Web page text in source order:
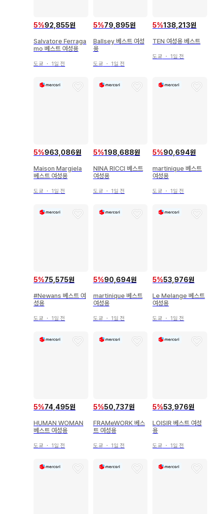
5%92,855원
Salvatore Ferraga
mo 베스트 여성용
도쿄 ・ 1일 전
5%79,895원
Ballsey 베스트 여성
용
도쿄 ・ 1일 전
5%138,213원
TEN 여성용 베스트
도쿄 ・ 1일 전
5%963,086원
Maison Margiela
베스트 여성용
도쿄 ・ 1일 전
5%198,688원
NINA RICCI 베스트
여성용
도쿄 ・ 1일 전
5%90,694원
martinique 베스트
여성용
도쿄 ・ 1일 전
5%75,575원
#Newans 베스트 여
성용
도쿄 ・ 1일 전
5%90,694원
martinique 베스트
여성용
도쿄 ・ 1일 전
5%53,976원
Le Melange 베스트
여성용
도쿄 ・ 1일 전
5%74,495원
HUMAN WOMAN
베스트 여성용
도쿄 ・ 1일 전
5%50,737원
FRAMeWORK 베스
트 여성용
도쿄 ・ 1일 전
5%53,976원
LOISIR 베스트 여성
용
도쿄 ・ 1일 전